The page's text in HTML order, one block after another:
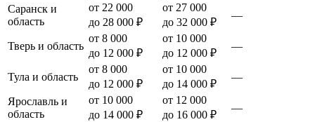
Саранск и
область
от 22 000
до 28 000 ₽
от 27 000
до 32 000 ₽
—
Тверь и область
от 8 000
до 12 000 ₽
от 10 000
до 12 000 ₽
—
Тула и область
от 8 000
до 12 000 ₽
от 10 000
до 14 000 ₽
—
Ярославль и
область
от 10 000
до 14 000 ₽
от 12 000
до 16 000 ₽
—